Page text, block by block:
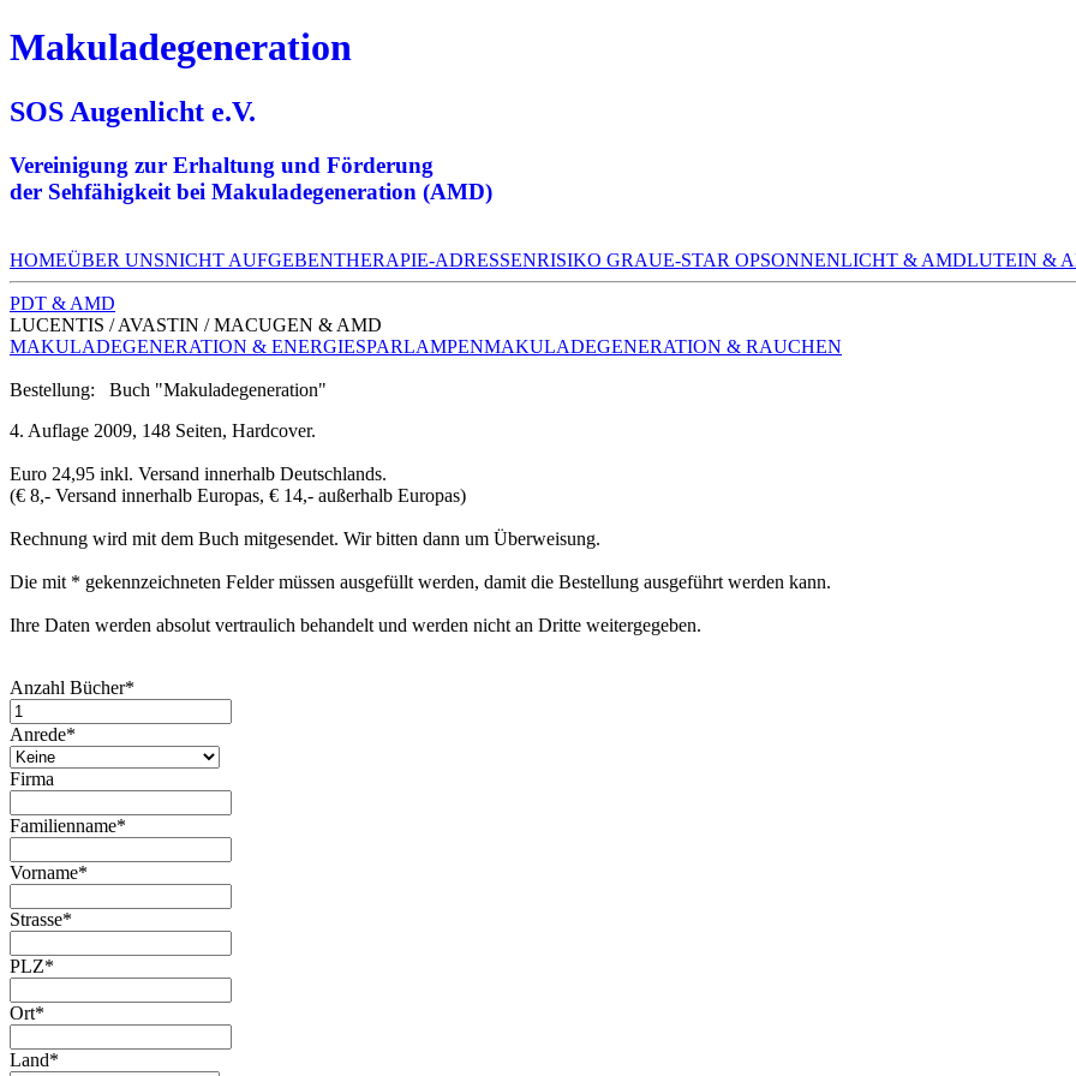
Makuladegeneration
SOS Augenlicht e.V.
Vereinigung zur Erhaltung und Förderung
der Sehfähigkeit bei Makuladegeneration (AMD)
HOMEÜBER UNSNICHT AUFGEBENTHERAPIE-ADRESSENRISIKO GRAUE-STAR OPSONNENLICHT & AMDLUTEIN &
PDT & AMD
LUCENTIS / AVASTIN / MACUGEN & AMD
MAKULADEGENERATION & ENERGIESPARLAMPENMAKULADEGENERATION & RAUCHEN
Bestellung: Buch "Makuladegeneration"
4. Auflage 2009, 148 Seiten, Hardcover.
Euro 24,95 inkl. Versand innerhalb Deutschlands.
(€ 8,- Versand innerhalb Europas, € 14,- außerhalb Europas)
Rechnung wird mit dem Buch mitgesendet. Wir bitten dann um Überweisung.
Die mit * gekennzeichneten Felder müssen ausgefüllt werden, damit die Bestellung ausgeführt werden kann.
Ihre Daten werden absolut vertraulich behandelt und werden nicht an Dritte weitergegeben.
Anzahl Bücher*
Anrede*
Firma
Familienname*
Vorname*
Strasse*
PLZ*
Ort*
Land*